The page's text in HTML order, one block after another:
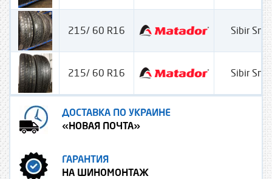
215/ 60 R16 Sibir
215/ 60 R16 Sibir
ДОСТАВКА ПО УКРАИНЕ
«НОВАЯ ПОЧТА»
ГАРАНТИЯ
НА ШИНОМОНТАЖ